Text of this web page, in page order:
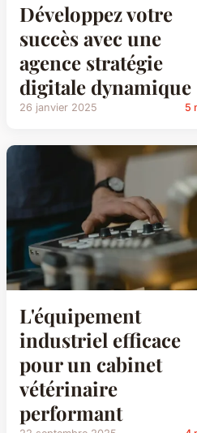
Développez votre
succès avec une
agence stratégie
digitale dynamique
26 janvier 2025 5
L'équipement
industriel efficace
pour un cabinet
vétérinaire
performant